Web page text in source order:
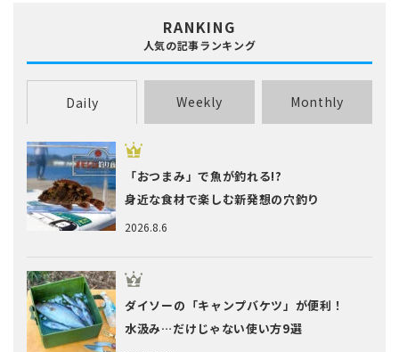
RANKING
人気の記事ランキング
Daily Weekly Monthly
2026.8.6
「おつまみ」で魚が釣れる!?
身近な食材で楽しむ新発想の穴釣り
ダイソーの「キャンプバケツ」が便利！
水汲み…だけじゃない使い方9選